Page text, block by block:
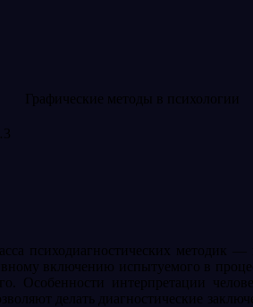
Графические методы в психологии
психодиагностических методик
включению испытуемого в
Особенности интерпретации
делать диагностические